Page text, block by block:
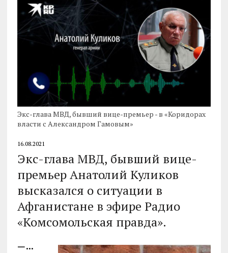
Экс-глава МВД, бывший вице-премьер - в «Коридорах
власти с Александром Гамовым»
16.08.2021
Экс-глава МВД, бывший вице-
премьер Анатолий Куликов
высказался о ситуации в
Афганистане в эфире Радио
«Комсомольская правда».
— …